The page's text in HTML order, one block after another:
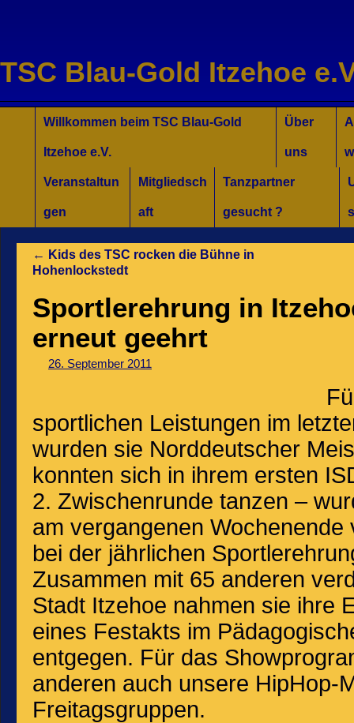
TSC Blau-Gold Itzehoe
Willkommen für Interessierte
Tanzkurse Aktuell
Unsere Trainer/innen
Turniersport
Jugend/Kinder
Willkommen beim TSC Blau-Gold
Itzehoe e.V.
Über
uns
Veranstaltun
gen
Mitgliedsch
aft
Tanzpartner
gesucht ?
← Kids des TSC rocken die Bühne in
Hohenlockstedt
Sportlerehrung in
erneut geehrt
26. September 2011
sportlichen Leistungen im
wurden sie Norddeutscher
konnten sich in ihrem ersten
2. Zwischenrunde tanzen –
am vergangenen
bei der jährlichen
Zusammen mit 65 anderen
Stadt Itzehoe nahmen sie ihre
eines Festakts im
entgegen. Für das
anderen auch unsere HipHop-
Freitagsgruppen.